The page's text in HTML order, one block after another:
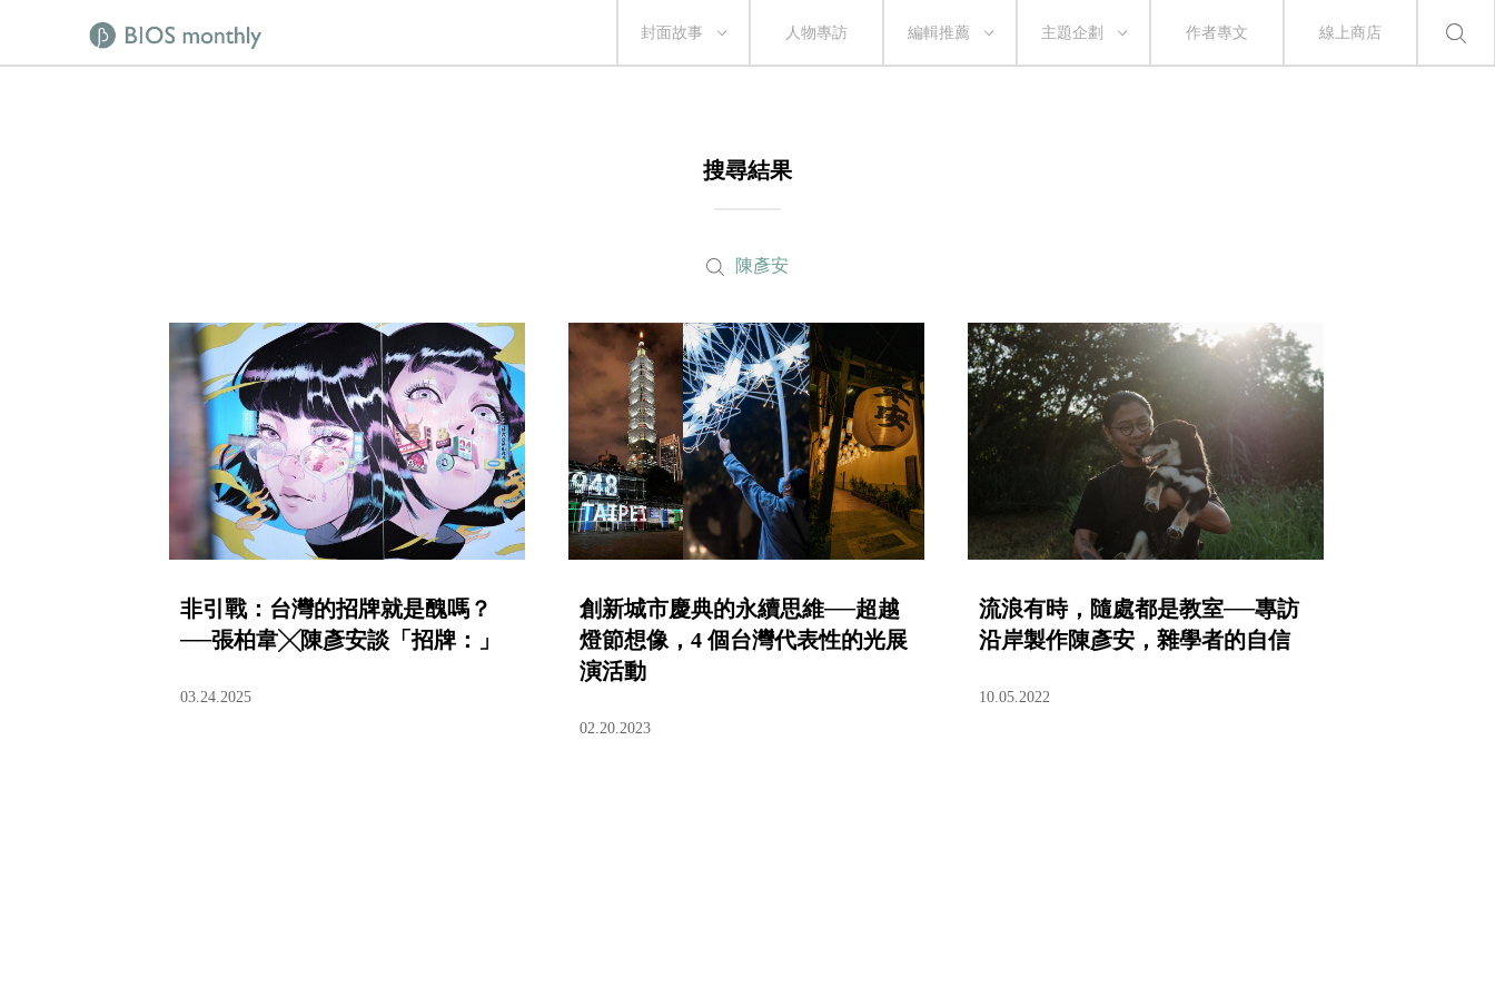
封面故事 人物專訪 編輯推薦 主題企劃 作者專文 線上商店
搜尋結果
陳彥安
非引戰：台灣的招牌就是醜嗎？
──張柏韋╳陳彥安談「招牌：」
03.24.2025
創新城市慶典的永續思維──超越
燈節想像，4 個台灣代表性的光展
演活動
02.20.2023
流浪有時，隨處都是教室──專訪
沿岸製作陳彥安，雜學者的自信
10.05.2022